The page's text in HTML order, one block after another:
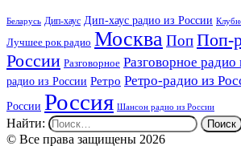
Беларусь Дип-хаус Дип-хаус радио из России
Лучшее рок радио Москва ПопПоп-
России Разговорное Разговорное радио
радио из России Ретро Ретро-радио из
России Россия Шансон радио из России
Найти:
© Все права защищены 2026